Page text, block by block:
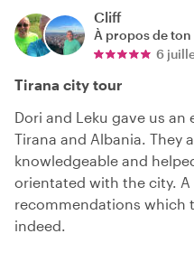
Cliff
À propos de
6
Tirana city tour
Dori and Leku gave us
Tirana and Albania. They
knowledgeable and
orientated with the city.
recommendations which
indeed.